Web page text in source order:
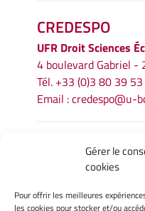
Gérer le
cookies
Pour offrir les meilleures
les cookies pour stocker et/ou
CREDESPO
UFR Droit Sciences
4 boulevard Gabriel -
Tél. +33 (0)3 80 39
Email :credespo@u-
Mentions légales
Politique de cookies